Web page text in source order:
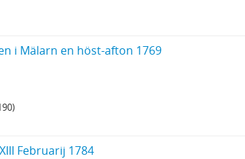
i Mälarn en höst-afton 1769
Februarij 1784